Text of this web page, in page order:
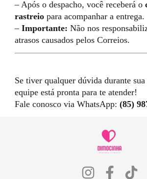
– Após o despacho, você receberá o
rastreio para acompanhar a entrega.
– Importante: Não nos
atrasos causados pelos Correios.
Se tiver qualquer dúvida durante
equipe está pronta para te atender!
Fale conosco via WhatsApp: (85)